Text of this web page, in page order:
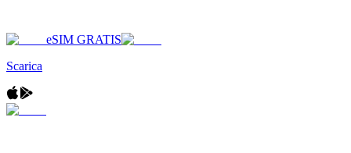
eSIM GRATIS
Scarica